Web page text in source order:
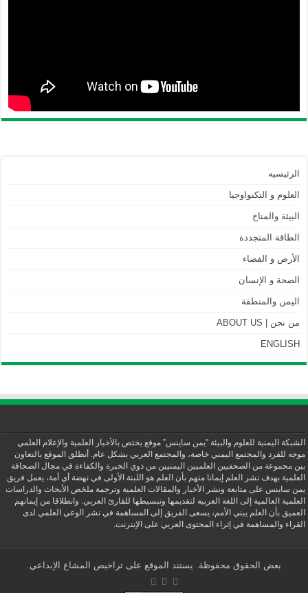
الرئيسيه
العلوم و التكنواوجيا
البيئة والمناخ
الطاقة المتجددة
الأرض و الفضاء
الصحة و الإنسان
اليمن والمنطقة
من نحن | ABOUT US
ENGLISH
الشبكة اليمنية للعلوم والبيئة "يمن ساينس” موقع يختص بالأخبار العلمية والإعلام العلمي
موجه للفرد والمجتمع اليمني خاصة، والمجتمع العربي بشكل عام. أنطلق الموقع بالتعاون
بين مجموعة من الصحفيين العلميين اليمنيين من ذوي الخبرة والكفاءة في مجال الصحافة
العلمية بهدف نشر العلم إيمانا منهم بأن العلم هو اللبنة الأولى في نهضة أي أمة، يعمل فريق
يمن ساينس على متابعة ونشر الأخبار والمقالات العلمية وترجمة ملخص الأبحاث والدراسات
العلمية العالمية إلى اللغة العربية لتقديمها وتبسيطها للقارئ العربي. وانطلاقا من إيمانهم
العميق بأن العلم يبني الأمم، يسعى الفريق إلى المساهمة في نشر الوعي العلمي لدى
القراء والمساهمة في إثراء المحتوى العربي على الإنترنت.
بعض الحقوق محفوظة. يستند الموقع على تراخيص المشاع الإبداعي.